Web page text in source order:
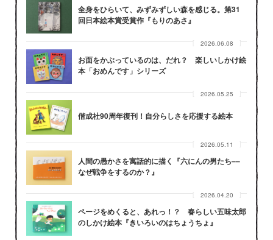
全身をひらいて、みずみずしい森を感じる。第31
回日本絵本賞受賞作『もりのあさ』
2026.06.08
お面をかぶっているのは、だれ？ 楽しいしかけ絵
本「おめんです」シリーズ
2026.05.25
偕成社90周年復刊！自分らしさを応援する絵本
2026.05.11
人間の愚かさを寓話的に描く『六にんの男たち––
なぜ戦争をするのか？』
2026.04.20
ページをめくると、あれっ！？ 春らしい五味太郎
のしかけ絵本『きいろいのはちょうちょ』